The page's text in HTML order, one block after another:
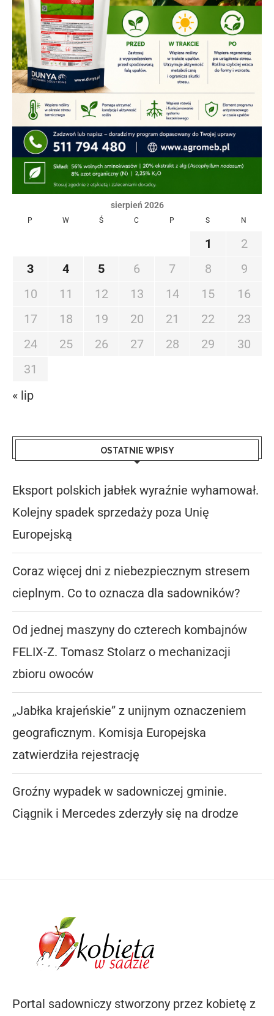
sierpień 2026
P W Ś C P S N
1
2
3
4 5 6 7 8
9
10
11 12 13 14 15
16
17
18 19 20 21 22
23
24
25 26 27 28 29
30
31
« lip
OSTATNIE WPISY
Eksport polskich jabłek wyraźnie wyhamował.
Kolejny spadek sprzedaży poza Unię
Europejską
Coraz więcej dni z niebezpiecznym stresem
cieplnym. Co to oznacza dla sadowników?
Od jednej maszyny do czterech kombajnów
FELIX-Z. Tomasz Stolarz o mechanizacji
zbioru owoców
„Jabłka krajeńskie” z unijnym oznaczeniem
geograficznym. Komisja Europejska
zatwierdziła rejestrację
Groźny wypadek w sadowniczej gminie.
Ciągnik i Mercedes zderzyły się na drodze
Portal sadowniczy stworzony przez kobietę z